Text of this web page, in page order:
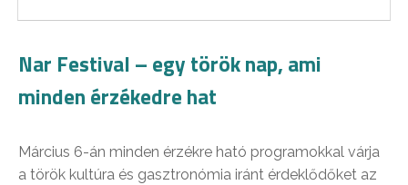
Nar Festival – egy török nap, ami
minden érzékedre hat
Március 6-án minden érzékre ható programokkal várja
a török kultúra és gasztronómia iránt érdeklődőket az